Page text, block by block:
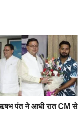
पंत ने आधी रात CM से